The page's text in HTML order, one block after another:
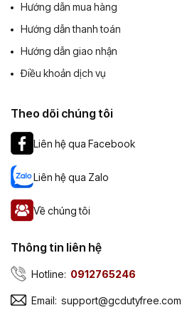
Hướng dẫn mua hàng
Hướng dẫn thanh toán
Hướng dẫn giao nhận
Điều khoản dịch vụ
Theo dõi chúng tôi
Liên hệ qua Facebook
Liên hệ qua Zalo
Về chúng tôi
Thông tin liên hệ
Hotline: 0912765246
Email: support@gcdutyfree.com